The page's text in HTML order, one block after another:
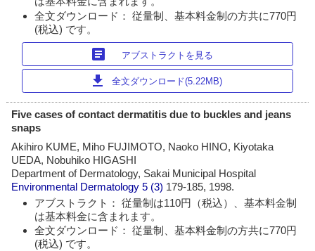
全文ダウンロード： 従量制、基本料金制の方共に770円
(税込) です。
article アブストラクトを見る
download 全文ダウンロード(5.22MB)
Five cases of contact dermatitis due to buckles and jeans
snaps
Akihiro KUME, Miho FUJIMOTO, Naoko HINO, Kiyotaka
UEDA, Nobuhiko HIGASHI
Department of Dermatology, Sakai Municipal Hospital
Environmental Dermatology 5 (3) 179-185, 1998.
アブストラクト： 従量制は110円（税込）、基本料金制
は基本料金に含まれます。
全文ダウンロード： 従量制、基本料金制の方共に770円
(税込) です。